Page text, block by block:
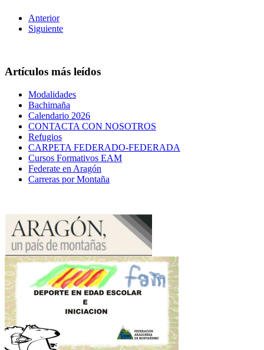
Anterior
Siguiente
Artículos más leídos
Modalidades
Bachimaña
Calendario 2026
CONTACTA CON NOSOTROS
Refugios
CARPETA FEDERADO-FEDERADA
Cursos Formativos EAM
Federate en Aragón
Carreras por Montaña